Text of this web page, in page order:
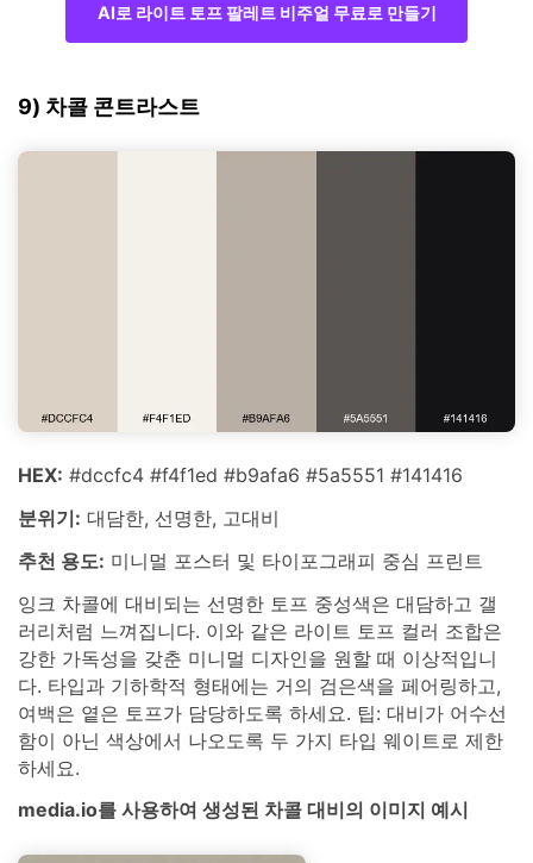
AI로 라이트 토프 팔레트 비주얼 무료로 만들기
9) 차콜 콘트라스트
HEX: #dccfc4 #f4f1ed #b9afa6 #5a5551 #141416
분위기: 대담한, 선명한, 고대비
추천 용도: 미니멀 포스터 및 타이포그래피 중심 프린트
잉크 차콜에 대비되는 선명한 토프 중성색은 대담하고 갤
러리처럼 느껴집니다. 이와 같은 라이트 토프 컬러 조합은
강한 가독성을 갖춘 미니멀 디자인을 원할 때 이상적입니
다. 타입과 기하학적 형태에는 거의 검은색을 페어링하고,
여백은 옅은 토프가 담당하도록 하세요. 팁: 대비가 어수선
함이 아닌 색상에서 나오도록 두 가지 타입 웨이트로 제한
하세요.
media.io를 사용하여 생성된 차콜 대비의 이미지 예시